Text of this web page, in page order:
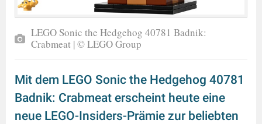
LEGO Sonic the Hedgehog 40781 Badnik:
Crabmeat | © LEGO Group
Mit dem LEGO Sonic the Hedgehog 40781
Badnik: Crabmeat erscheint heute eine
neue LEGO-Insiders-Prämie zur beliebten